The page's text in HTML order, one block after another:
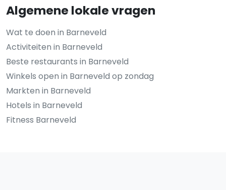
Algemene lokale vragen
Wat te doen in Barneveld
Activiteiten in Barneveld
Beste restaurants in Barneveld
Winkels open in Barneveld op zondag
Markten in Barneveld
Hotels in Barneveld
Fitness Barneveld